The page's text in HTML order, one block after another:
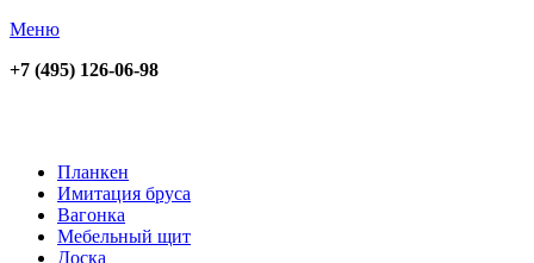
Меню
+7 (495) 126-06-98
Планкен
Имитация бруса
Вагонка
Мебельный щит
Доска